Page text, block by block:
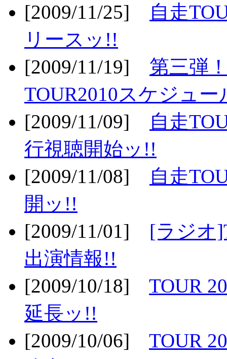
[2009/11/25]
自走
リースッ!!
[2009/11/19] 第三弾
TOUR2010スケジュー
[2009/11/09]
自走
行視聴開始ッ!!
[2009/11/08]
自走
開ッ!!
[2009/11/01] [ラジオ
出演情報!!
[2009/10/18] TOUR
延長ッ!!
[2009/10/06] TOUR